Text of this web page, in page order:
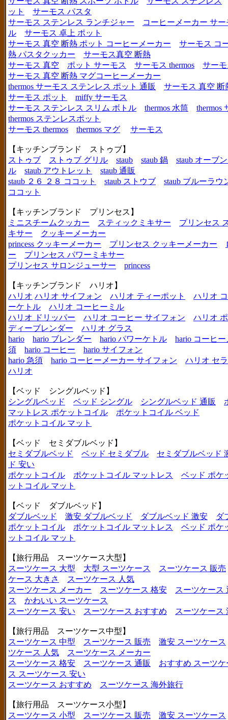
ット
サーモス パスタ
サーモス ステンレス ランチジャー
コーヒーメーカー サー
ル
サーモス 卓上 ポット
サーモス 真空 断熱 ポット コーヒーメーカー
サーモス コ
熱 パスタクッカー
サーモス真空 断熱
サーモス 真空
ポット サーモス サーモス thermos
サー
サーモス 真空 断熱 マグコーヒーメーカー
thermos サーモス ステンレス ポット 通販
サーモス 真空 断
サーモス ポット
miffy サーモス
サーモス ステンレス スリム ボトル
thermos 水筒
thermos
thermos ステンレスポット
サーモス thermos
thermos マグ サーモス
【キッチンブランド ストゥブ】
ストゥブ
ストゥブ グリル staub staub 鍋
staub オーブ
ル
staub アウトレット
staub 通販
staub ２６ ２８ ココット
staub ストウブ
staub ブルーラウ
ココット
【キッチンブランド プリンセス】
ミニスチームクッカー
スティックミキサー
プリンセス
キサー
クッキーメーカー
princess クッキーメーカー
プリンセス クッキーメーカー
ー
プリンセス パワーミキサー
プリンセス サロンジューサー
princess
【キッチンブランド ハリオ】
ハリオ ハリオ サイフォン ハリオ ティーポット
ハリオ
ーケトル
ハリオ コーヒーミル
ハリオ ドリッパー
ハリオ コーヒー サイフォン
ハリオ
ディーブレンダー
ハリオ グラス
hario
hario ブレンダー hario パワーケトル
hario コーヒ
須
hario コーヒー
hario サイフォン
hario 急須
hario コーヒーメーカー サイフォン
ハリオ セ
ハリオ
【ベッド シングルベッド】
シングルベッド
ベッド シングル シングルベッド 通販
マットレス ポケットコイル
ポケットコイル ベッド
ポケットコイル マット
【ベッド セミダブルベッド】
セミダブルベッド
ベッド セミダブル
セミダブルベッド
ド 安い
ポケットコイル
ポケットコイル マットレス
ベッド ポケ
ットコイル マット
【ベッド ダブルベッド】
ダブルベッド
激安 ダブルベッド ダブルベッド 激安
ダ
ポケットコイル
ポケットコイル マットレス
ベッド ポケ
ットコイル マット
【旅行用品 スーツケース大型】
スーツケース 大型
大型 スーツケース
スーツケース 販売
ケース 大きさ
スーツケース 人気
スーツケース メーカー
スーツケース 格安
スーツケース
ス
かわいい スーツケース
スーツケース 安い
スーツケース おすすめ スーツケース
【旅行用品 スーツケース中型】
スーツケース 中型
スーツケース 販売
激安 スーツケース
ツケース 人気
スーツケース メーカー
スーツケース 格安
スーツケース 通販
おすすめ スーツケ
ス スーツケース 安い
スーツケース おすすめ
スーツケース 海外旅行
【旅行用品 スーツケース小型】
スーツケース 小型
スーツケース 販売
激安 スーツケース